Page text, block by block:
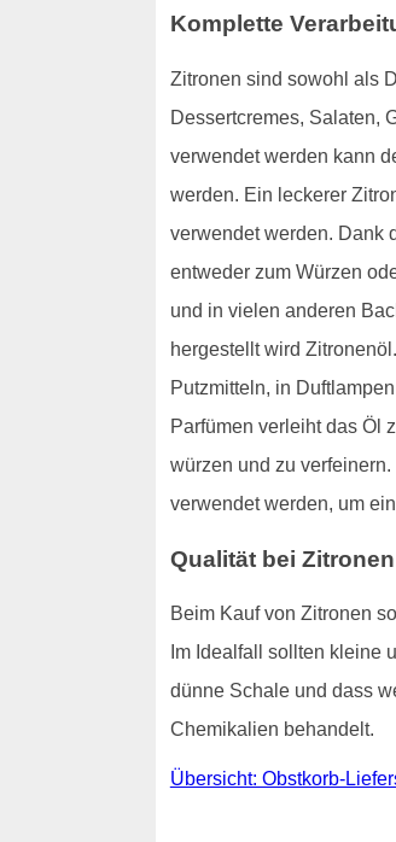
Komplette
Zitronen sind sowohl als
Dessertcremes, Salaten,
verwendet werden kann
werden. Ein leckerer
verwendet werden. Dank
entweder zum Würzen
und in vielen anderen
hergestellt wird
Putzmitteln, in
Parfümen verleiht das Öl
würzen und zu
verwendet werden, um
Qualität bei
Beim Kauf von Zitronen
Im Idealfall sollten kleine
dünne Schale und dass
Chemikalien behandelt.
Übersicht: Obstkorb-